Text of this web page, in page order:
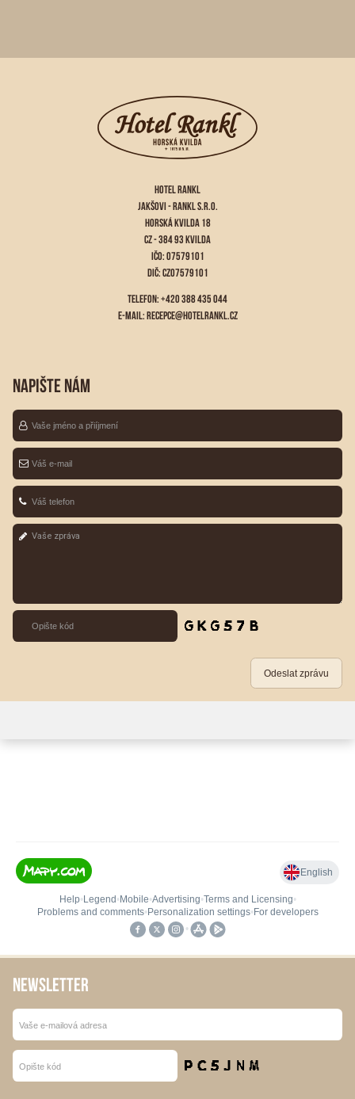
HOTEL RANKL
JAKŠOVI - RANKL S.R.O.
HORSKÁ KVILDA 18
CZ - 384 93 KVILDA
IČO: 07579101
DIČ: CZ07579101
TELEFON: +420 388 435 044
E-MAIL:RECEPCE@HOTELRANKL.CZ
NAPIŠTE NÁM
NEWSLETTER